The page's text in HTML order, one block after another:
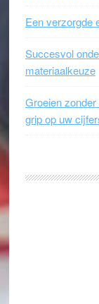
Een verzorgde
Succesvol
materiaalkeuze
Groeien
grip op uw